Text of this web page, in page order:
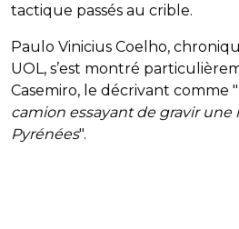
tactique passés au crible.
Paulo Vinicius Coelho,
UOL, s’est montré
Casemiro, le décrivant comme "
camion essayant de gravir une
Pyrénées".